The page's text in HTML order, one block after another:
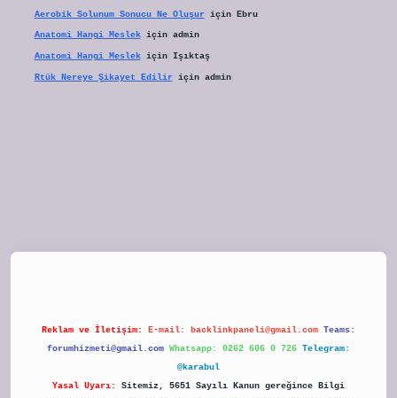
Aerobik Solunum Sonucu Ne Oluşuriçin Ebru
Anatomi Hangi Meslekiçin admin
Anatomi Hangi Meslekiçin Işıktaş
Rtük Nereye Şikayet Ediliriçin admin
Reklam ve İletişim: E-mail: backlinkpaneli@gmail.com Teams:
forumhizmeti@gmail.com Whatsapp: 0262 606 0 726 Telegram:
@karabul
Yasal Uyarı:
Sitemiz, 5651 Sayılı Kanun gereğince Bilgi